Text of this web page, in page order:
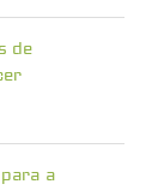
de
a